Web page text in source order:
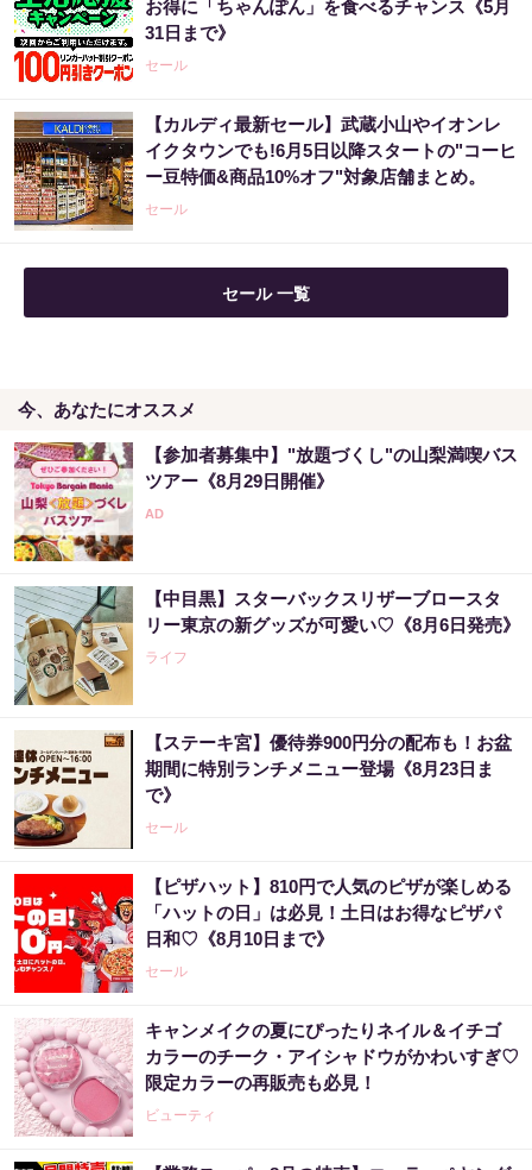
お得に「ちゃんぽん」を食べるチャンス《5月
31日まで》
セール
【カルディ最新セール】武蔵小山やイオンレ
イクタウンでも!6月5日以降スタートの"コーヒ
ー豆特価&商品10%オフ"対象店舗まとめ。
セール
セール 一覧
今、あなたにオススメ
【参加者募集中】"放題づくし"の山梨満喫バス
ツアー《8月29日開催》
【中目黒】スターバックスリザーブロースタ
リー東京の新グッズが可愛い♡《8月6日発売》
ライフ
【ステーキ宮】優待券900円分の配布も！お盆
期間に特別ランチメニュー登場《8月23日ま
で》
セール
【ピザハット】810円で人気のピザが楽しめる
「ハットの日」は必見！土日はお得なピザパ
日和♡《8月10日まで》
セール
キャンメイクの夏にぴったりネイル＆イチゴ
カラーのチーク・アイシャドウがかわいすぎ♡
限定カラーの再販売も必見！
ビューティ